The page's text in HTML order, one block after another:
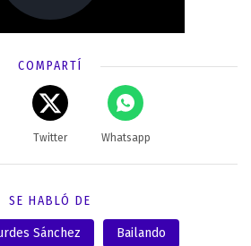
COMPARTÍ
Twitter Whatsapp
SE HABLÓ DE
Sánchez Bailando